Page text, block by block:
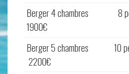
Berger 4
1900€
Berger 5
2200€